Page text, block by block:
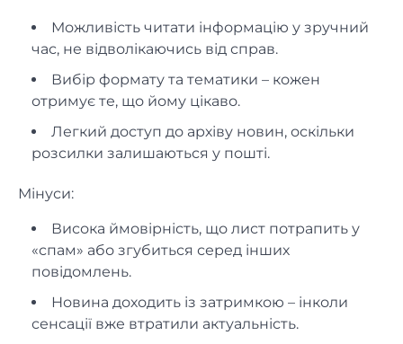
Можливість читати інформацію у зручний
час, не відволікаючись від справ.
Вибір формату та тематики – кожен
отримує те, що йому цікаво.
Легкий доступ до архіву новин, оскільки
розсилки залишаються у пошті.
Мінуси:
Висока ймовірність, що лист потрапить у
«спам» або згубиться серед інших
повідомлень.
Новина доходить із затримкою – інколи
сенсації вже втратили актуальність.